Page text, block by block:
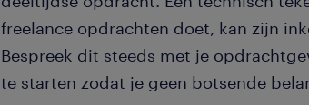
freelance opdrachten doet, kan zijn
Bespreek dit steeds met je
te starten zodat je geen botsende